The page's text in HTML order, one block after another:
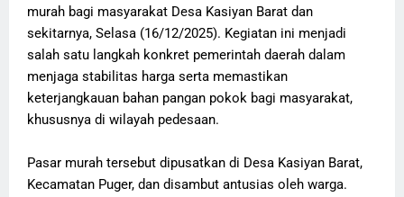
murah bagi masyarakat Desa Kasiyan Barat dan
sekitarnya, Selasa (16/12/2025). Kegiatan ini menjadi
salah satu langkah konkret pemerintah daerah dalam
menjaga stabilitas harga serta memastikan
keterjangkauan bahan pangan pokok bagi masyarakat,
khususnya di wilayah pedesaan.
Pasar murah tersebut dipusatkan di Desa Kasiyan Barat,
Kecamatan Puger, dan disambut antusias oleh warga.